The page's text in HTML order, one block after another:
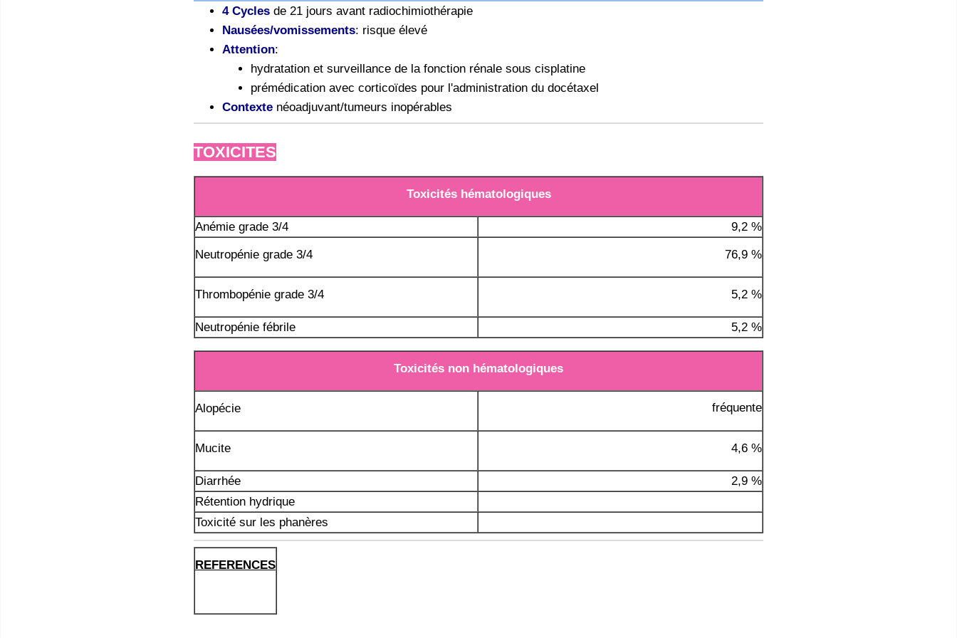
4 Cycles de 21 jours avant radiochimiothérapie
Nausées/vomissements: risque élevé
Attention:
hydratation et surveillance de la fonction rénale sous cisplatine
prémédication avec corticoïdes pour l'administration du docétaxel
Contexte néoadjuvant/tumeurs inopérables
TOXICITES
Toxicités hématologiques
Anémie grade 3/4 9,2 %
Neutropénie grade 3/4 76,9 %
Thrombopénie grade 3/4 5,2 %
Neutropénie fébrile 5,2 %
Toxicités non hématologiques
Alopécie fréquente
Mucite 4,6 %
Diarrhée
2,9 %
Rétention hydrique
Toxicité sur les phanères
REFERENCES